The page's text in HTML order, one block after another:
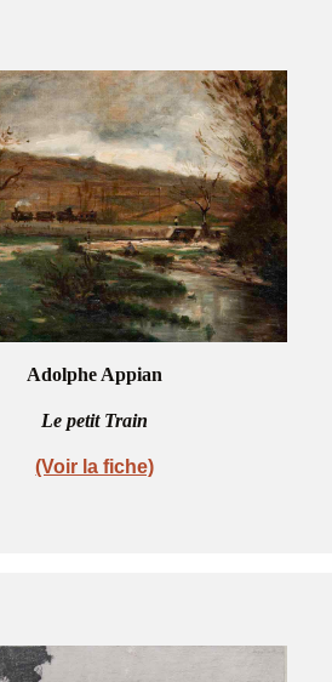
Adolphe Appian
Le petit Train
(Voir la fiche)